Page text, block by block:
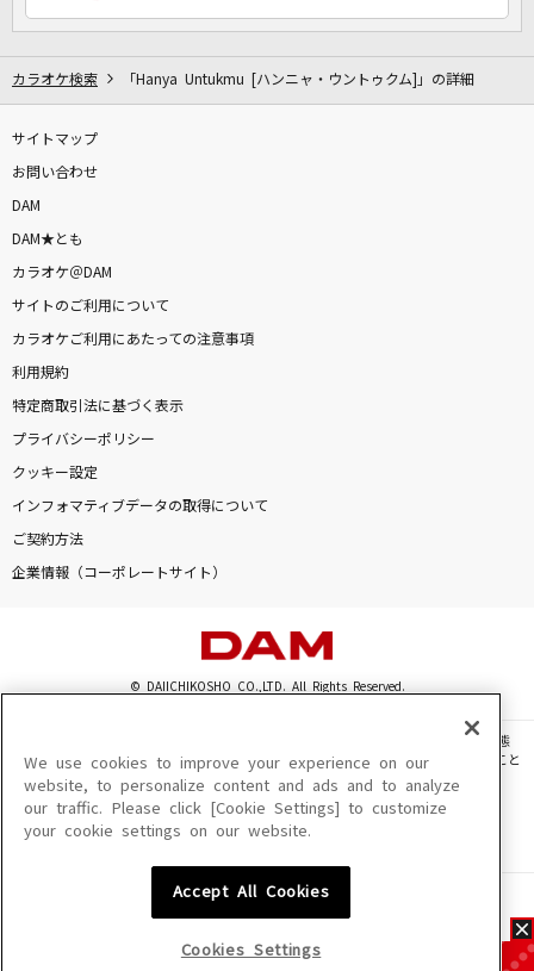
カラオケ検索 「Hanya Untukmu [ハンニャ・ウントゥクム]」の詳細
サイトマップ
お問い合わせ
DAM
DAM★とも
カラオケ＠DAM
サイトのご利用について
カラオケご利用にあたっての注意事項
利用規約
特定商取引法に基づく表示
プライバシーポリシー
クッキー設定
インフォマティブデータの取得について
ご契約方法
企業情報（コーポレートサイト）
© DAIICHIKOSHO CO.,LTD. All Rights Reserved.
このサイトに掲載されている一切の文章・画像・写真・動画・音声等を、手段や形態
を問わず、著作権法の定める範囲を超えて無断で複製、転載、ファイル化などすること
を禁じます。
楽曲及びコンテンツは、機種によりご利用いただけない場合があります。
楽曲及びコンテンツの配信日、配信内容が変更になる場合があります。
We use cookies to improve your experience on our
website, to personalize content and ads and to analyze
our traffic. Please click [Cookie Settings] to customize
your cookie settings on our website.
Accept All Cookies
Cookies Settings